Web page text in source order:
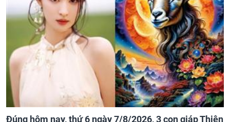
Đúng hôm nay, thứ 6 ngày 7/8/2026, 3 con giáp Thiên